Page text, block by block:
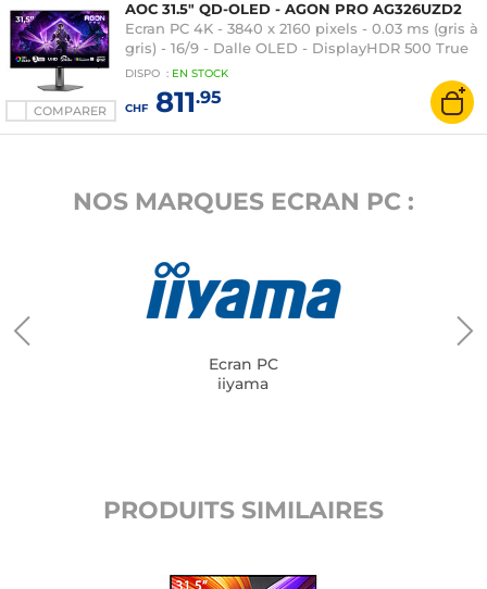
COMPARER
AOC 31.5" QD-OLED - AGON PRO AG326UZD2
Ecran PC 4K - 3840 x 2160 pixels - 0.03 ms (gris à
gris) - 16/9 - Dalle OLED - DisplayHDR 500 True
Black - 240 Hz - Adaptive-Sync/G-SYNC
Compatible - HDMI/DisplayPort - Pivot - Hub
USB - Noir
DISPO : EN STOCK
CHF811.95
NOS MARQUES ECRAN PC :
Ecran PC
iiyama
PRODUITS SIMILAIRES